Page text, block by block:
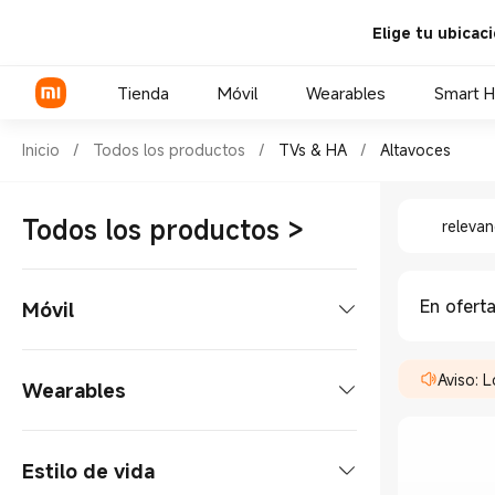
Elige tu
Tienda Móvil
Serie Xiaomi
POCO Phones
Wearables Smart
Shop TVs & HA Altavoces
Inicio / Todos los productos / TVs & HA / Altavoces
Todos los productos >
Móvil
Serie REDMI
Tablet
Wearables
Estilo de vida
En oferta
Aviso: